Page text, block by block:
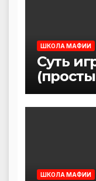
ШКОЛА МАФИИ
Суть
ШКОЛА МАФИИ